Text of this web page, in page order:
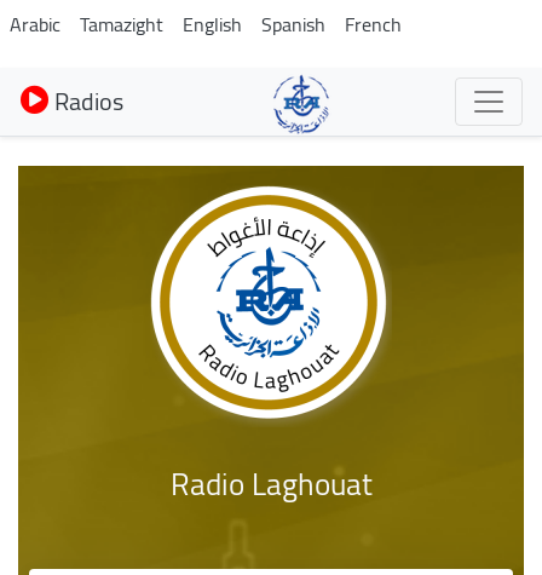
Aller
au
contenu
principal
Arabic Tamazight English Spanish French
Radios
Radio Laghouat